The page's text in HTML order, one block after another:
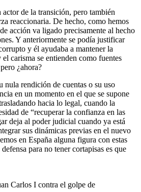
de la transición, pero también
reaccionaria. De hecho, como hemos
acción va ligado precisamente al hecho
Y anteriormente se podía justificar
y él ayudaba a mantener la
carisma se entienden como fuentes
¿ahora?
nula rendición de cuentas o su uso
en un momento en el que se supone
hacia lo legal, cuando la
de “recuperar la confianza en las
deja al poder judicial cuando ya está
sus dinámicas previas en el nuevo
en España alguna figura con estas
para no tener cortapisas es que
Carlos I contra el golpe de